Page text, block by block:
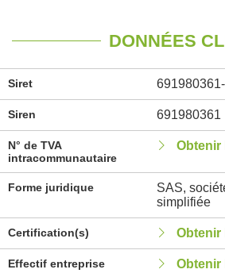
DONNÉES
Siret
Siren 691980361
N° de TVA
intracommunautaire
Obtenir
Forme juridique
SAS,
simplifiée
Certification(s) Obtenir
Effectif entreprise Obtenir